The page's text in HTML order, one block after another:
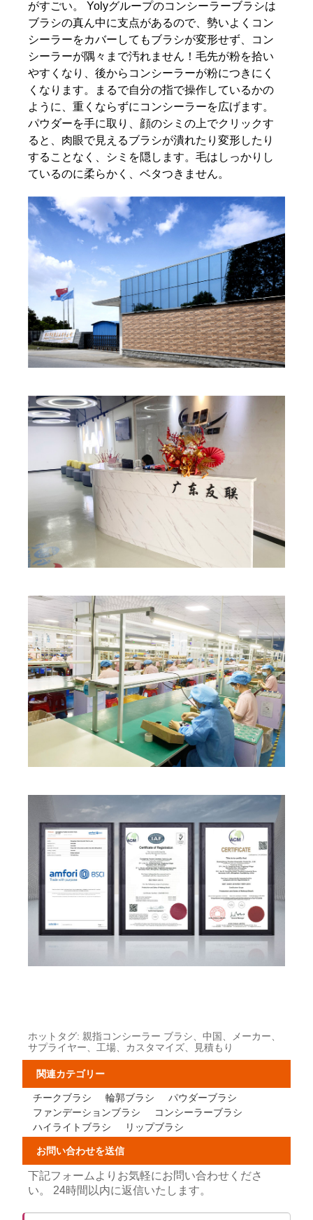
がすごい。 Yolyグループのコンシーラーブラシは
ブラシの真ん中に支点があるので、勢いよくコン
シーラーをカバーしてもブラシが変形せず、コン
シーラーが隅々まで汚れません！毛先が粉を拾い
やすくなり、後からコンシーラーが粉につきにく
くなります。まるで自分の指で操作しているかの
ように、重くならずにコンシーラーを広げます。
パウダーを手に取り、顔のシミの上でクリックす
ると、肉眼で見えるブラシが潰れたり変形したり
することなく、シミを隠します。毛はしっかりし
ているのに柔らかく、ベタつきません。
ホットタグ: 親指コンシーラー ブラシ、中国、メーカー、
サプライヤー、工場、カスタマイズ、見積もり
関連カテゴリー
チークブラシ 輪郭ブラシ
パウダーブラシ
ファンデーションブラシ
コンシーラーブラシ
ハイライトブラシ
リップブラシ
お問い合わせを送信
下記フォームよりお気軽にお問い合わせくださ
い。 24時間以内に返信いたします。